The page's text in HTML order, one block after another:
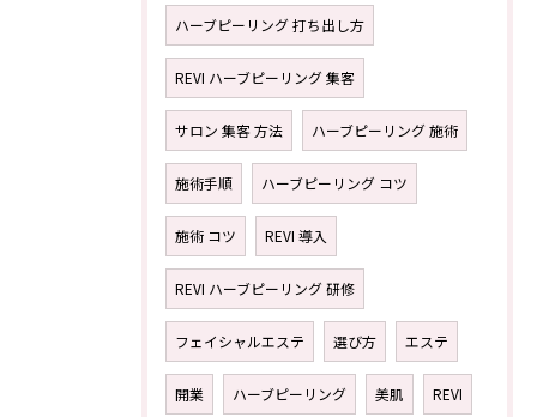
ハーブピーリング 打ち出し方
REVI ハーブピーリング 集客
サロン 集客 方法 ハーブピーリング 施術
施術手順 ハーブピーリング コツ
施術 コツ REVI 導入
REVI ハーブピーリング 研修
フェイシャルエステ 選び方 エステ
開業 ハーブピーリング 美肌 REVI